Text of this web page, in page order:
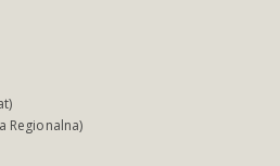
Regionalna)